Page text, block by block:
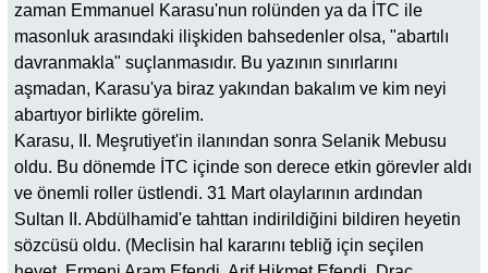
zaman Emmanuel Karasu'nun rolünden ya da İTC ile
masonluk arasındaki ilişkiden bahsedenler olsa, "abartılı
davranmakla" suçlanmasıdır. Bu yazının sınırlarını
aşmadan, Karasu'ya biraz yakından bakalım ve kim neyi
abartıyor birlikte görelim.
Karasu, II. Meşrutiyet'in ilanından sonra Selanik Mebusu
oldu. Bu dönemde İTC içinde son derece etkin görevler aldı
ve önemli roller üstlendi. 31 Mart olaylarının ardından
Sultan II. Abdülhamid'e tahttan indirildiğini bildiren heyetin
sözcüsü oldu. (Meclisin hal kararını tebliğ için seçilen